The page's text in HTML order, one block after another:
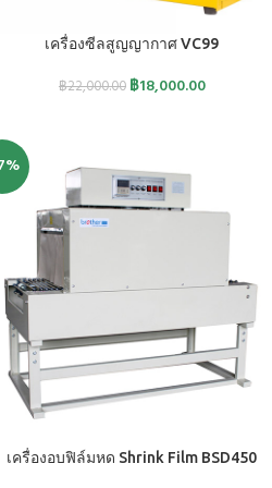
ใส่ตะกร้าเครื่องซีลสูญญากาศ VC99
฿22,000.00 ฿18,000.00
ใส่ตะกร้า
เครื่องอบฟิล์มหด Shrink Film BSD450